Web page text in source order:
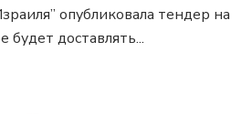
опубликовала тендер на
будет доставлять...